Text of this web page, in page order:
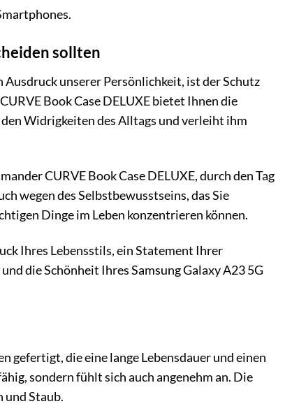
sollten
unserer Persönlichkeit, ist der Schutz
Book Case DELUXE bietet Ihnen die
Widrigkeiten des Alltags und verleiht ihm
CURVE Book Case DELUXE, durch den Tag
wegen des Selbstbewusstseins, das Sie
Dinge im Leben konzentrieren können.
Ihres Lebensstils, ein Statement Ihrer
die Schönheit Ihres Samsung Galaxy A23 5G
gefertigt, die eine lange Lebensdauer und einen
sondern fühlt sich auch angenehm an. Die
und Staub.